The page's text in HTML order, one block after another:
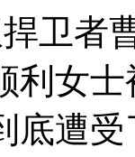
卫者
利女
底遭